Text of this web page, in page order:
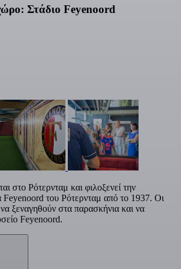
Στάδιο Feyenoord
στο Ρότερνταμ και φιλοξενεί την
Feyenoord του Ρότερνταμ από το 1937. Οι
ξεναγηθούν στα παρασκήνια και να
Feyenoord.